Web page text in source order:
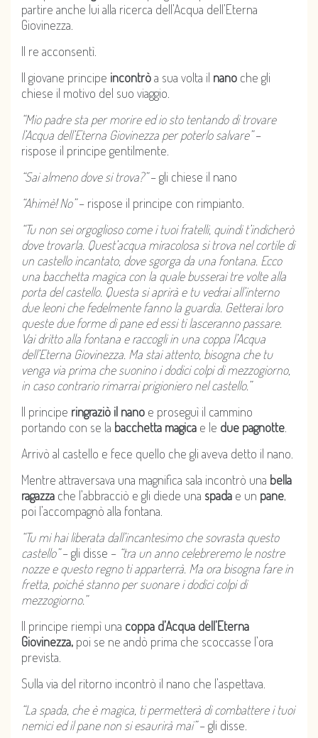
partire anche lui alla ricerca dell’Acqua dell’Eterna
Giovinezza.
Il re acconsentì.
Il giovane principe incontròa sua volta il nano che gli
chiese il motivo del suo viaggio.
“Mio padre sta per morire ed io sto tentando di trovare
l’Acqua dell’Eterna Giovinezza per poterlo salvare”–
rispose il principe gentilmente.
“Sai almeno dove si trova?”– gli chiese il nano
“Ahimè! No”– rispose il principe con rimpianto.
“Tu non sei orgoglioso come i tuoi fratelli, quindi t’indicherò
dove trovarla. Quest’acqua miracolosa si trova nel cortile di
un castello incantato, dove sgorga da una fontana. Ecco
una bacchetta magica con la quale busserai tre volte alla
porta del castello. Questa si aprirà e tu vedrai all’interno
due leoni che fedelmente fanno la guardia. Getterai loro
queste due forme di pane ed essi ti lasceranno passare.
Vai dritto alla fontana e raccogli in una coppa l’Acqua
dell’Eterna Giovinezza. Ma stai attento, bisogna che tu
venga via prima che suonino i dodici colpi di mezzogiorno,
in caso contrario rimarrai prigioniero nel castello.”
Il principe ringraziò il nano e proseguì il cammino
portando con se la bacchetta magica e le due pagnotte
Arrivò al castello e fece quello che gli aveva detto il nano.
Mentre attraversava una magnifica sala incontrò una bella
ragazza che l’abbracciò e gli diede una spada e un pane,
poi l’accompagnò alla fontana.
“Tu mi hai liberata dall’incantesimo che sovrasta questo
castello”– gli disse – “tra un anno celebreremo le nostre
nozze e questo regno ti apparterrà. Ma ora bisogna fare in
fretta, poiché stanno per suonare i dodici colpi di
mezzogiorno.”
Il principe riempì una coppa d’Acqua dell’Eterna
Giovinezza, poi se ne andò prima che scoccasse l’ora
prevista.
Sulla via del ritorno incontrò il nano che l’aspettava.
“La spada, che è magica, ti permetterà di combattere i tuoi
nemici ed il pane non si esaurirà mai”– gli disse.